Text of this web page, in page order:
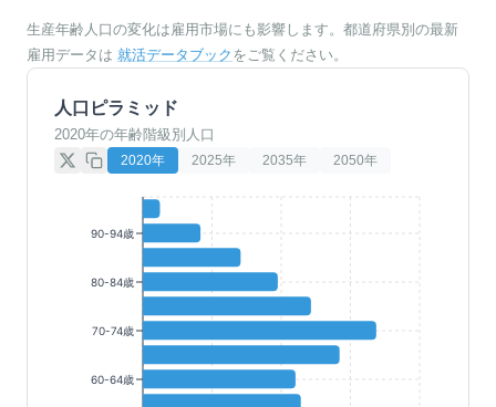
生産年齢人口の変化は雇用市場にも影響します。都道府県別の最新
雇用データは 就活データブック をご覧ください。
人口ピラミッド
2020年の年齢階級別人口
2020年 2025年 2035年 2050年
90-94歳
80-84歳
70-74歳
60-64歳